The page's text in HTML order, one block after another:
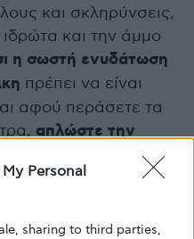
Personal
sharing to third parties,
και σκληρύνσεις,
και την άμμο
η σωστή ενυδάτωση
πρέπει να είναι
αφού περάσετε τα
απλώστε την
την περιοχή
επάλειψη μέχρι
περιοχές ή στις